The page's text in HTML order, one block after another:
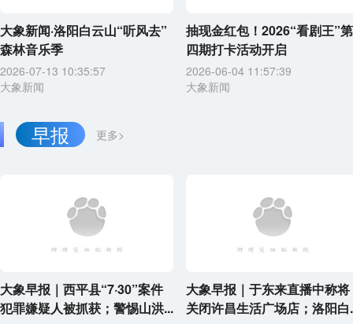
大象新闻·洛阳白云山“听风去”
森林音乐季
2026-07-13 10:35:57
大象新闻
抽现金红包！2026“看剧王”第
四期打卡活动开启
2026-06-04 11:57:39
大象新闻
更多>
早报
大象早报｜西平县“7·30”案件
犯罪嫌疑人被抓获；警惕山洪...
大象早报｜于东来直播中称将
关闭许昌生活广场店；洛阳白